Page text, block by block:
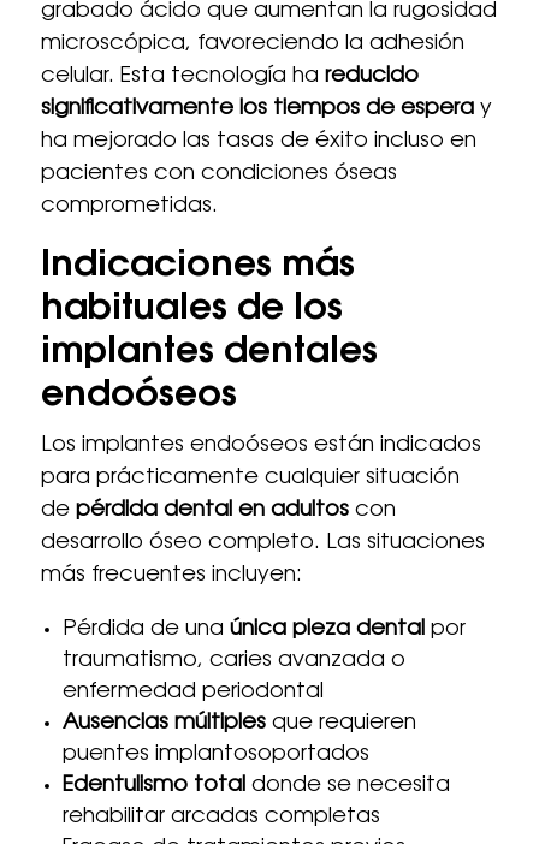
grabado ácido que aumentan la rugosidad
microscópica, favoreciendo la adhesión
celular. Esta tecnología ha reducido
significativamente los tiempos de esperay
ha mejorado las tasas de éxito incluso en
pacientes con condiciones óseas
comprometidas.
Indicaciones más
habituales de los
implantes dentales
endoóseos
Los implantes endoóseos están indicados
para prácticamente cualquier situación
de pérdida dental en adultoscon
desarrollo óseo completo. Las situaciones
más frecuentes incluyen:
Pérdida de una única pieza dentalpor
traumatismo, caries avanzada o
enfermedad periodontal
Ausencias múltiplesque requieren
puentes implantosoportados
Edentulismo totaldonde se necesita
rehabilitar arcadas completas